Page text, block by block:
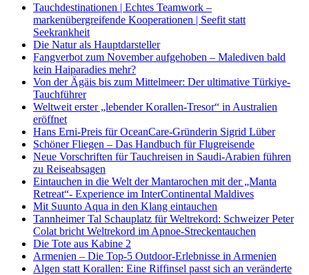
Tauchdestinationen | Echtes Teamwork –
markenübergreifende Kooperationen | Seefit statt
Seekrankheit
Die Natur als Hauptdarsteller
Fangverbot zum November aufgehoben – Malediven bald
kein Haiparadies mehr?
Von der Ägäis bis zum Mittelmeer: Der ultimative Türkiye-
Tauchführer
Weltweit erster „lebender Korallen-Tresor“ in Australien
eröffnet
Hans Erni-Preis für OceanCare-Gründerin Sigrid Lüber
Schöner Fliegen – Das Handbuch für Flugreisende
Neue Vorschriften für Tauchreisen in Saudi-Arabien führen
zu Reiseabsagen
Eintauchen in die Welt der Mantarochen mit der „Manta
Retreat“- Experience im InterContinental Maldives
Mit Suunto Aqua in den Klang eintauchen
Tannheimer Tal Schauplatz für Weltrekord: Schweizer Peter
Colat bricht Weltrekord im Apnoe-Streckentauchen
Die Tote aus Kabine 2
Armenien – Die Top-5 Outdoor-Erlebnisse in Armenien
Algen statt Korallen: Eine Riffinsel passt sich an veränderte